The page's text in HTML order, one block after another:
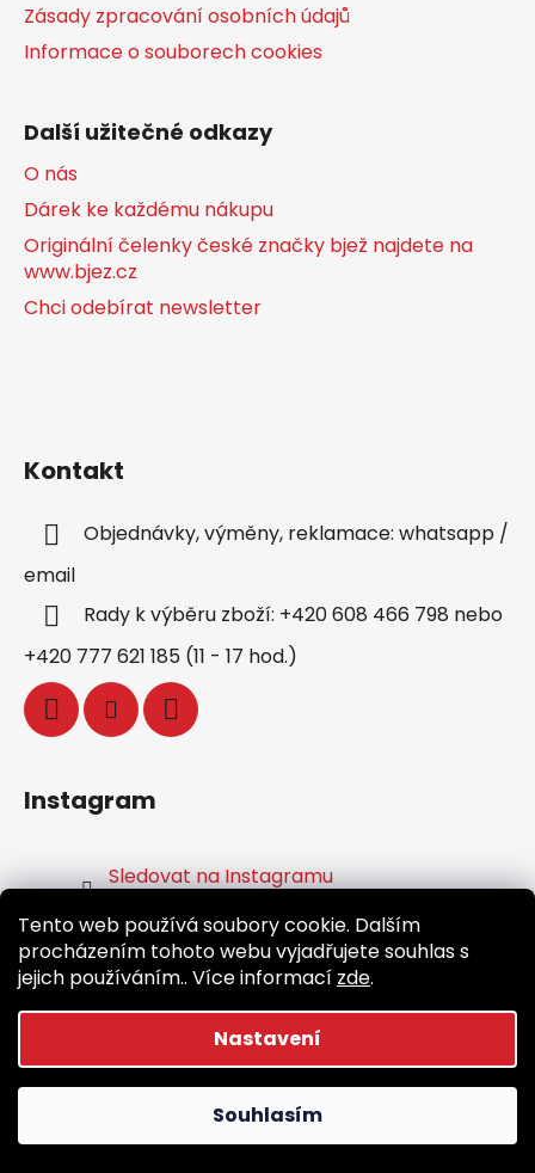
Tento web používá soubory cookie. Dalším
procházením tohoto webu vyjadřujete souhlas s
jejich používáním.. Více informací zde.
Nastavení
Souhlasím
Zásady zpracování osobních údajů
Informace o souborech cookies
Další užitečné odkazy
O nás
Dárek ke každému nákupu
Originální čelenky české značky bjež najdete na
www.bjez.cz
Chci odebírat newsletter
Kontakt
Objednávky, výměny, reklamace: whatsapp /
email
Rady k výběru zboží: +420 608 466 798 nebo
+420 777 621 185 (11 - 17 hod.)
Instagram
Sledovat na Instagramu
Facebook
Vytvořil Shoptet
Běž.cz. Všechna práva vyhrazena.
Upravit nastavení cookies